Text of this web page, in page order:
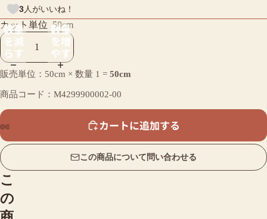
こ
の
3人がいいね！
カット単位 50cm
数量
を減
らす
数量
を増
やす
販売単位：50cm × 数量 1 = 50cm
商品コード：M4299900002-00
カートに追加する
この商品について問い合わせる